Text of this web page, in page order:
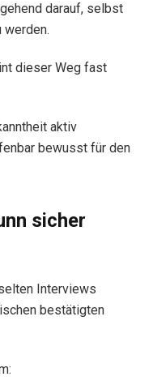
darauf, selbst
dieser Weg fast
aktiv
bewusst für den
sicher
Interviews
bestätigten